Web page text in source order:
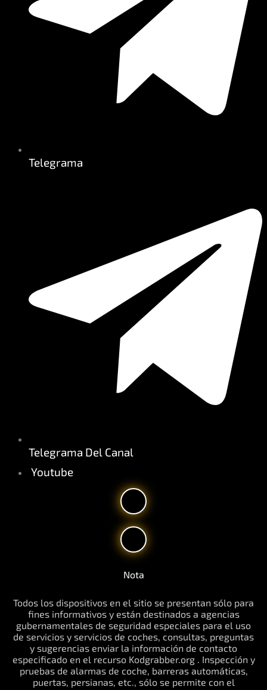
Telegrama
Telegrama Del Canal
Youtube
Nota
Todos los dispositivos en el sitio se presentan sólo para
fines informativos y están destinados a agencias
gubernamentales de seguridad especiales para el uso
de servicios y servicios de coches, consultas, preguntas
y sugerencias enviar la información de contacto
especificado en el recurso Kodgrabber.org . Inspección y
pruebas de alarmas de coche, barreras automáticas,
puertas, persianas, etc., sólo se permite con el